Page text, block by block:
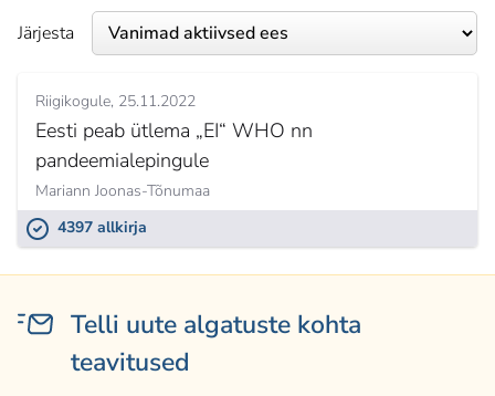
Järjesta
Riigikogule 25.11.2022
Eesti peab ütlema „EI“ WHO nn
pandeemialepingule
Mariann Joonas-Tõnumaa
4397 allkirja
Telli uute algatuste kohta
teavitused